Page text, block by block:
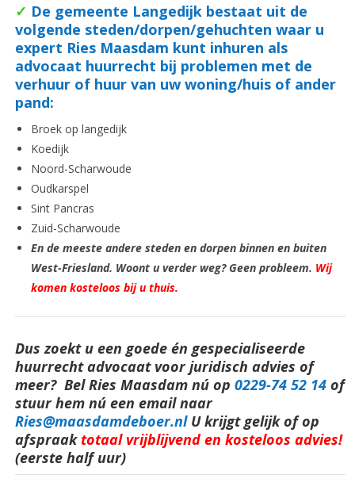
✓ De gemeente Langedijk bestaat uit de
volgende steden/dorpen/gehuchten waar u
expert Ries Maasdam kunt inhuren als
advocaat huurrecht bij problemen met de
verhuur of huur van uw woning/huis of ander
pand:
Broek op langedijk
Koedijk
Noord-Scharwoude
Oudkarspel
Sint Pancras
Zuid-Scharwoude
En de meeste andere steden en dorpen binnen en buiten
West-Friesland. Woont u verder weg? Geen probleem. Wij
komen kosteloos bij u thuis.
Dus zoekt u een goede én gespecialiseerde
huurrecht advocaat voor juridisch advies of
meer? Bel Ries Maasdam nú op 0229-74 52 14 of
stuur hem nú een email naar
Ries@maasdamdeboer.nl U krijgt gelijk of op
afspraak totaal vrijblijvend en kosteloos advies!
(eerste half uur)